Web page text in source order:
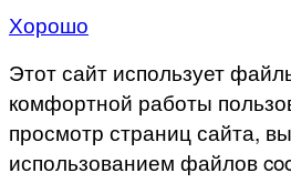
Хорошо
Этот сайт использует
комфортной работы
просмотр страниц сайта,
использованием файлов